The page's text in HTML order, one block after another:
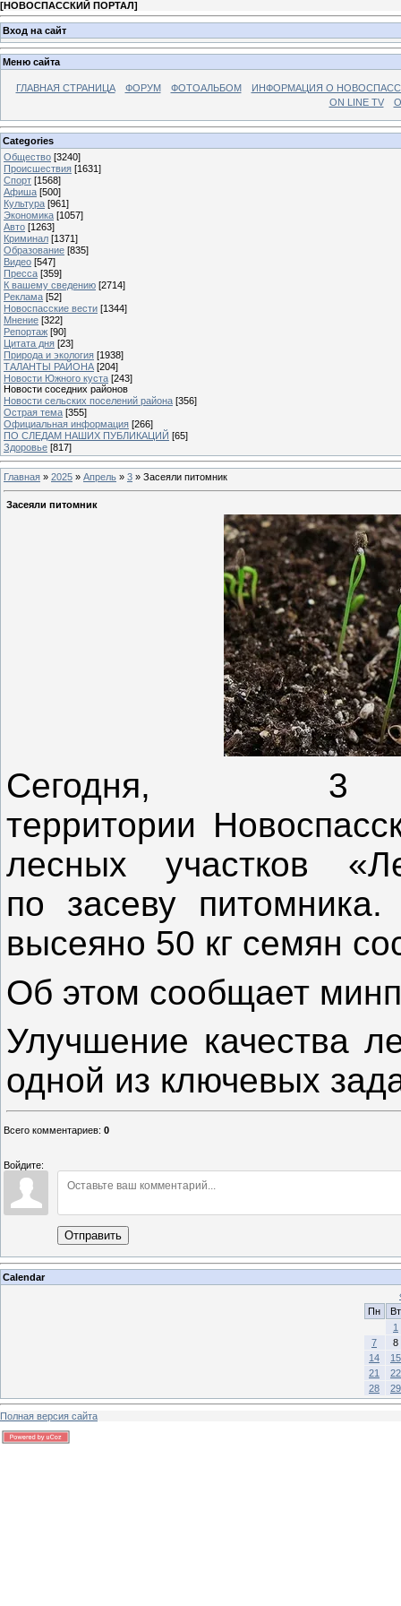
[НОВОСПАССКИЙ ПОРТАЛ]
Вход на сайт
Меню сайта
ГЛАВНАЯ СТРАНИЦА ФОРУМ ФОТОАЛЬБОМ
ИНФОРМАЦИЯ О
ON LINE TV
Categories
Общество [3240]
Происшествия [1631]
Спорт [1568]
Афиша [500]
Культура [961]
Экономика [1057]
Авто [1263]
Криминал [1371]
Образование [835]
Видео [547]
Пресса [359]
К вашему сведению [2714]
Реклама [52]
Новоспасские вести [1344]
Мнение [322]
Репортаж [90]
Цитата дня [23]
Природа и экология [1938]
ТАЛАНТЫ РАЙОНА [204]
Новости Южного куста [243]
Новости соседних районов
Новости сельских поселений района [356]
Острая тема [355]
Официальная информация [266]
ПО СЛЕДАМ НАШИХ ПУБЛИКАЦИЙ [65]
Здоровье [817]
Главная » 2025 » Апрель » 3 » Засеяли питомник
Засеяли питомник
Сегодня,
территории
лесных участков
по засеву
высеяно 50 кг семян
Об этом сообщает
Улучшение качества
одной из ключевых
Всего комментариев: 0
Войдите:
Отправить
Calendar
Пн
Вт
1
7
8
14
15
21
22
28
29
Полная версия сайта